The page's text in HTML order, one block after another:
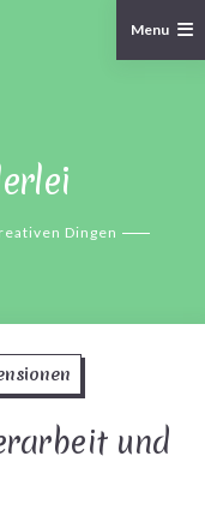
Dingen
Menu
und